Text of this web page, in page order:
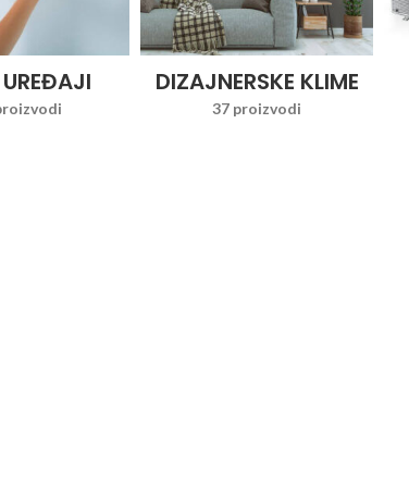
DIZAJNERSKE KLIME
37 proizvodi